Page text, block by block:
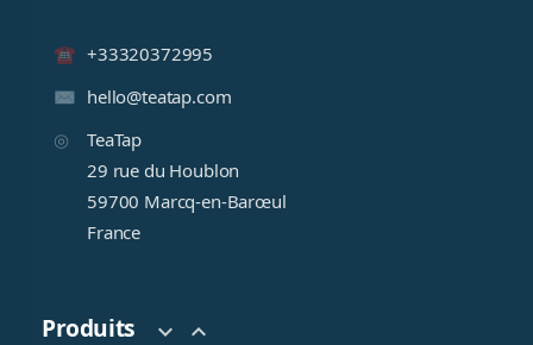
+33320372995
hello@teatap.com
TeaTap
29 rue du Houblon
59700 Marcq-en-Barœul
France
Produits  